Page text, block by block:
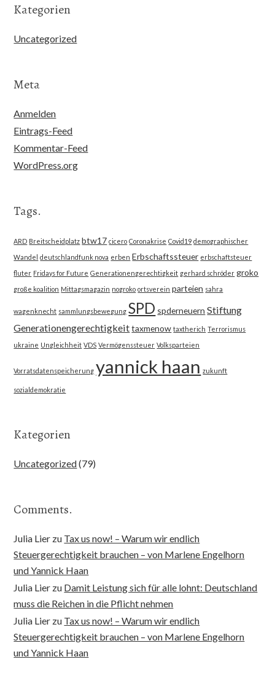
Kategorien
Uncategorized
Meta
Anmelden
Eintrags-Feed
Kommentar-Feed
WordPress.org
Tags.
ARD Breitscheidplatz btw17 cicero Coronakrise Covid19 demographischer
Wandel deutschlandfunk nova erben Erbschaftssteuer erbschaftsteuer
fluter Fridays for Future Generationengerechtigkeit gerhard schröder groko
große koalition Mittagsmagazin nogroko ortsverein parteien sahra
wagenknecht sammlungsbewegung SPD spderneuern Stiftung
Generationengerechtigkeittaxmenow taxtherich Terrorismus
ukraine Ungleichheit VDS Vermögenssteuer Volksparteien
Vorratsdatenspeicherung yannick haan zukunft
sozialdemokratie
Kategorien
Uncategorized(79)
Comments.
Julia Lier zu Tax us now! – Warum wir endlich
Steuergerechtigkeit brauchen – von Marlene Engelhorn
und Yannick Haan
Julia Lier zu Damit Leistung sich für alle lohnt: Deutschland
muss die Reichen in die Pflicht nehmen
Julia Lier zu Tax us now! – Warum wir endlich
Steuergerechtigkeit brauchen – von Marlene Engelhorn
und Yannick Haan